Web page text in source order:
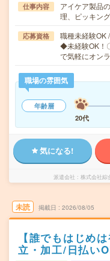
仕事内容
アイケア製品
理、ピッキン
応募資格
職種未経験OK
◆未経験OK！
で気軽にオン
職場の雰囲気
年齢層
20代
気になる!
派遣会社 株式会社綜
未読 掲載日 2026/08/05
【誰でもはじめ
立・加工/日払い